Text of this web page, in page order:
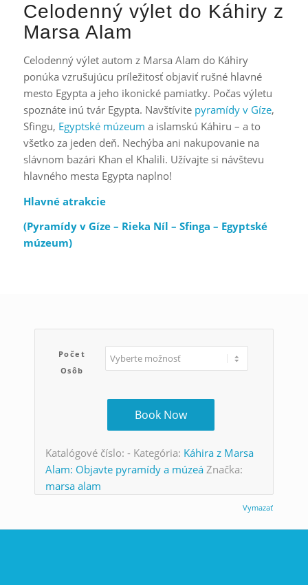
Celodenný výlet do Káhiry z
Marsa Alam
Celodenný výlet autom z Marsa Alam do Káhiry
ponúka vzrušujúcu príležitosť objaviť rušné hlavné
mesto Egypta a jeho ikonické pamiatky. Počas výletu
spoznáte inú tvár Egypta. Navštívite pyramídy v Gíze,
Sfingu, Egyptské múzeum a islamskú Káhiru – a to
všetko za jeden deň. Nechýba ani nakupovanie na
slávnom bazári Khan el Khalili. Užívajte si návštevu
hlavného mesta Egypta naplno!
Hlavné atrakcie
(Pyramídy v Gíze – Rieka Níl – Sfinga – Egyptské
múzeum)
Počet
Osôb
Vymazať
Book Now
Katalógové číslo: - Kategória: Káhira z Marsa
Alam: Objavte pyramídy a múzeá Značka:
marsa alam